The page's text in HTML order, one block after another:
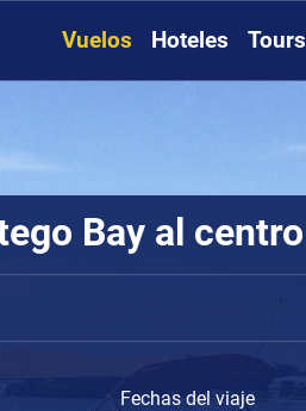
Vuelos Hoteles Tours
Bay al centro
Fechas del viaje